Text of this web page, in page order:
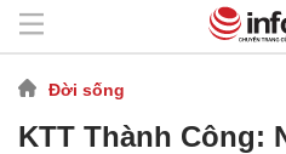
Đời sống
KTT Thành Công: